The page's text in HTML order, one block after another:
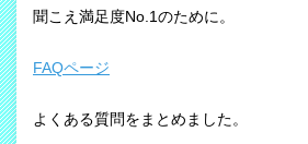
聞こえ満足度No.1のために。
FAQページ
よくある質問をまとめました。